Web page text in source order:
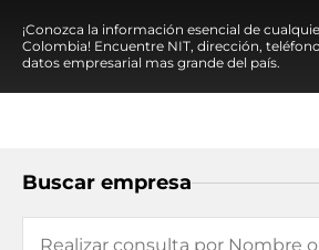
¡Conozca la información esencial de
Colombia! Encuentre NIT, dirección,
datos empresarial mas grande del país.
Buscar empresa